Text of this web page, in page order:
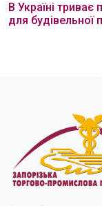
В Україні триває
для будівельної